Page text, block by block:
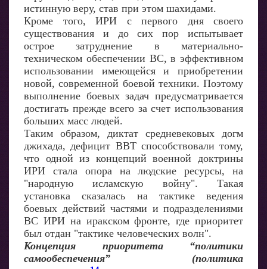
истинную веру, став при этом шахидами.
Кроме того, ИРИ с первого дня своего
существования и до сих пор испытывает
острое затруднение в материально-
техническом обеспечении ВС, в эффективном
использовании имеющейся и приобретении
новой, современной боевой техники. Поэтому
выполнение боевых задач предусматривается
достигать прежде всего за счет использования
больших масс людей.
Таким образом, диктат средневековых догм
джихада, дефицит ВВТ способствовали тому,
что одной из концепций военной доктрины
ИРИ стала опора на людские ресурсы, на
"народную исламскую войну". Такая
установка сказалась на тактике ведения
боевых действий частями и подразделениями
ВС ИРИ на иракском фронте, где приоритет
был отдан "тактике человеческих волн".
Концепция приоритета “политики
самообеспечения” (политика